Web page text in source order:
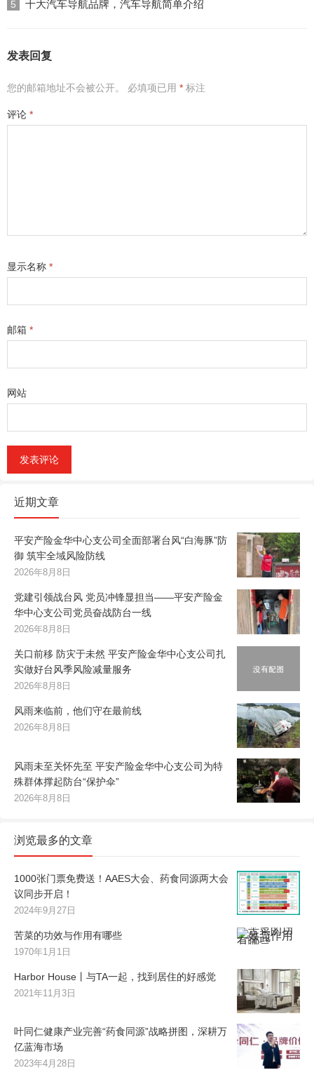
5 十大汽车导航品牌，汽车导航简单介绍
发表回复
您的邮箱地址不会被公开。 必填项已用 * 标注
评论 *
显示名称 *
邮箱 *
网站
近期文章
平安产险金华中心支公司全面部署台风“白海豚”防
御 筑牢全域风险防线
2026年8月8日
党建引领战台风 党员冲锋显担当——平安产险金
华中心支公司党员奋战防台一线
2026年8月8日
关口前移 防灾于未然 平安产险金华中心支公司扎
实做好台风季风险减量服务
2026年8月8日
风雨来临前，他们守在最前线
2026年8月8日
风雨未至关怀先至 平安产险金华中心支公司为特
殊群体撑起防台“保护伞”
2026年8月8日
浏览最多的文章
1000张门票免费送！AAES大会、药食同源两大会
议同步开启！
2024年9月27日
苦菜的功效与作用有哪些
1970年1月1日
Harbor House丨与TA一起，找到居住的好感觉
2021年11月3日
叶同仁健康产业完善“药食同源”战略拼图，深耕万
亿蓝海市场
2023年4月28日